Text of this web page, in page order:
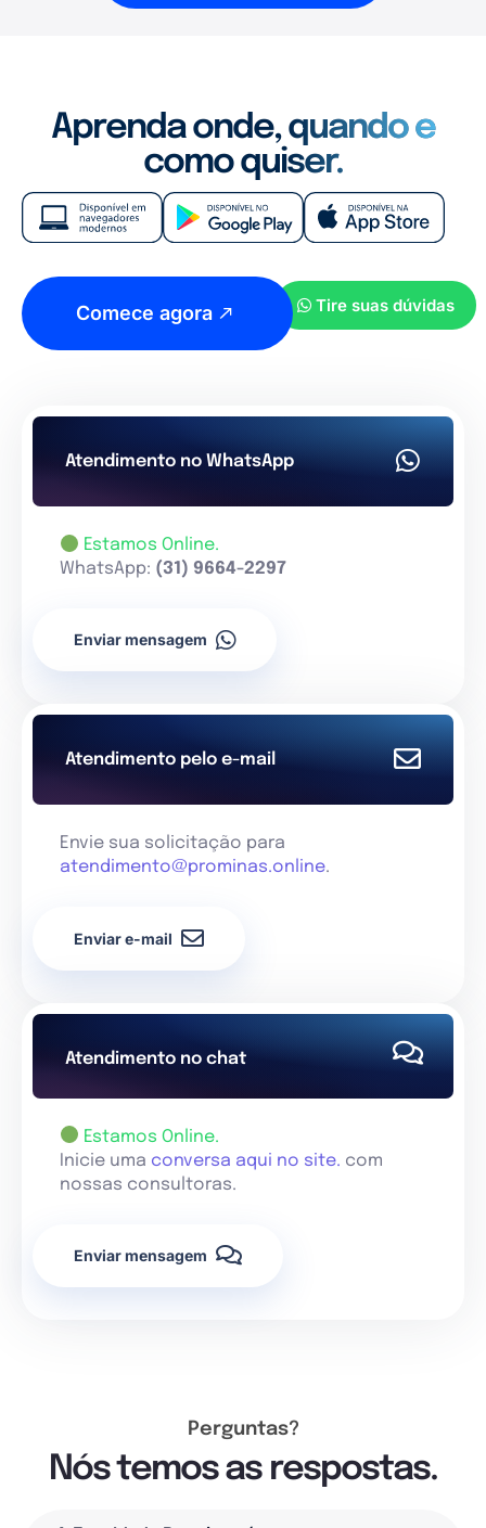
Aprenda onde, quando e
como quiser.
Comece agora Tire suas dúvidas
Atendimento no WhatsApp
Estamos Online.
WhatsApp: (31) 9664-2297
Enviar mensagem
Atendimento pelo e-mail
Envie sua solicitação para
atendimento@prominas.online.
Enviar e-mail
Atendimento no chat
Estamos Online.
Inicie uma conversa aqui no site. com
nossas consultoras.
Enviar mensagem
Perguntas?
Nós temos as respostas.